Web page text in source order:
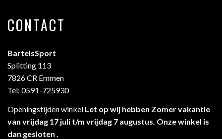
CONTACT
BartelsSport
Splitting 113
7826 CR Emmen
Tel: 0591-725930
Openingstijden winkel Let op wij hebben Zomer vakantie
van vrijdag 17 juli t/m vrijdag 7 augustus. Onze winkel is
dan gesloten .